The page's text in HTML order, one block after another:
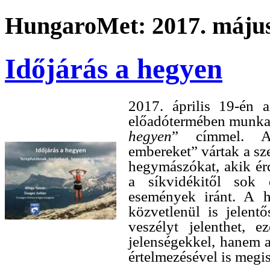
HungaroMet: 2017.
Időjárás a hegyen
2017. április 19-én
előadótermében
hegyen” címmel.
embereket” vártak a
hegymászókat, akik
a síkvidékitől sok
események iránt. A
közvetlenül is
veszélyt jelenthet,
jelenségekkel, hanem
értelmezésével is